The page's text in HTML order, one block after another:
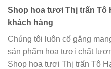
Shop hoa tươi Thị trấn Tô
khách hàng
Chúng tôi luôn cố gắng
sản phẩm hoa tươi chất
Shop hoa tươi Thị trấn Tô